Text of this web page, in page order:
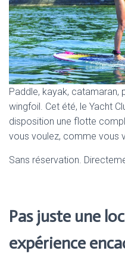
Paddle, kayak, catamaran,
wingfoil. Cet été, le Yacht
disposition une flotte
vous voulez, comme vous
Sans réservation.
Pas juste une
expérience